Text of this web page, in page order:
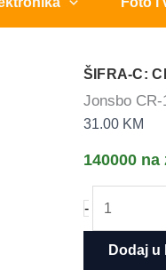
ŠIFRA-C:
Jonsbo
31.00 KM
140000 na
-
CR-
Dodaj u